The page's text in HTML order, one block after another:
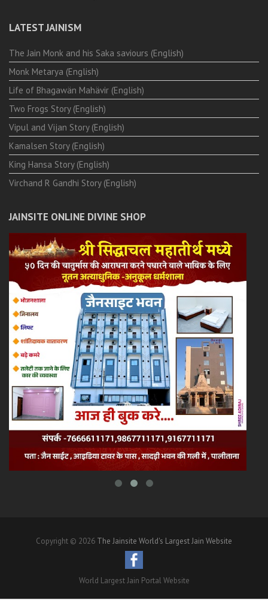
LATEST JAINISM
The Jain Monk and his Saka saviours (English)
Monk Metarya (English)
Life of Bhagawän Mahävir (English)
Two Frogs Story (English)
Vipul and Vijan Story (English)
Kamalsen Story (English)
King Hansa Story (English)
Virchand R Gandhi Story (English)
JAINSITE ONLINE DIVINE SHOP
Copyright © 2026 The Jainsite World's Largest Jain Website
World Largest Jain Portal Website